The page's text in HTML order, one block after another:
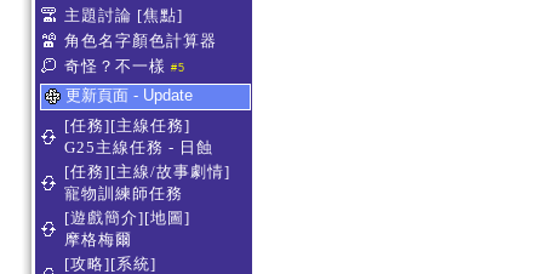
主題討論 [焦點]
角色名字顏色計算器
奇怪？不一樣 #5
更新頁面 - Update
[任務][主線任務]
G25主線任務 - 日蝕
[任務][主線/故事劇情]
寵物訓練師任務
[遊戲簡介][地圖]
摩格梅爾
[攻略][系統]